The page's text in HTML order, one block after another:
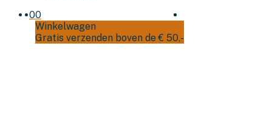
00
Winkelwagen
Gratis verzenden boven de € 50,-